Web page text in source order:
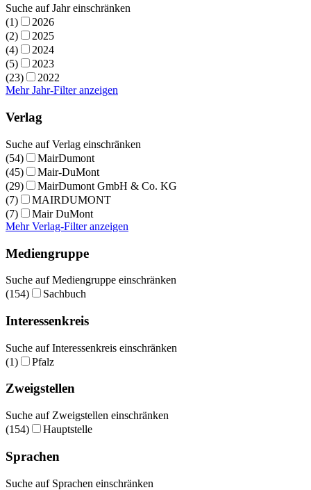
Suche auf Jahr einschränken
(1)
2026
(2)
2025
(4)
2024
(5)
2023
(23)
2022
Mehr Jahr-Filter anzeigen
Verlag
Suche auf Verlag einschränken
(54)
MairDumont
(45)
Mair-DuMont
(29)
MairDumont GmbH & Co. KG
(7)
MAIRDUMONT
(7)
Mair DuMont
Mehr Verlag-Filter anzeigen
Mediengruppe
Suche auf Mediengruppe einschränken
(154)
Sachbuch
Interessenkreis
Suche auf Interessenkreis einschränken
(1)
Pfalz
Zweigstellen
Suche auf Zweigstellen einschränken
(154)
Hauptstelle
Sprachen
Suche auf Sprachen einschränken